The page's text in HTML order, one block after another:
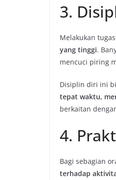
3.
Melakukan
yang tinggi.
mencuci piring
Disiplin diri ini
tepat waktu,
berkaitan
4.
Bagi sebagian
terhadap